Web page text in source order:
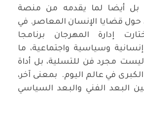
أيضا لما يقدمه من منصة
حول قضايا الإنسان المعاصر. في
2026، اختارت إدارة المهرجان برنامجا
وسياسية واجتماعية، ما
مجرد فن للتسلية، بل أداة
في عالم اليوم. بمعنى آخر،
البعد الفني والبعد السياسي